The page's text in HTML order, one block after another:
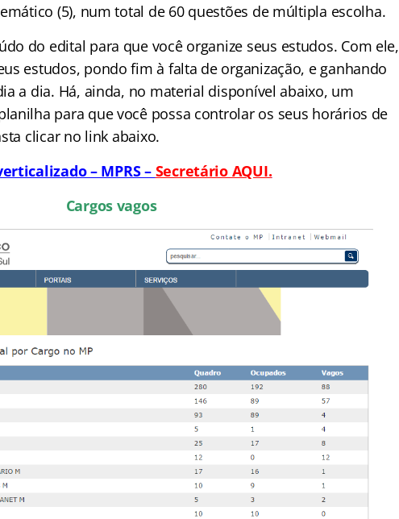
(5), num total de 60 questões de múltipla escolha.
do edital para que você organize seus estudos. Com ele,
estudos, pondo fim à falta de organização, e ganhando
a dia. Há, ainda, no material disponível abaixo, um
para que você possa controlar os seus horários de
clicar no link abaixo.
– MPRS – Secretário AQUI.
Cargos vagos